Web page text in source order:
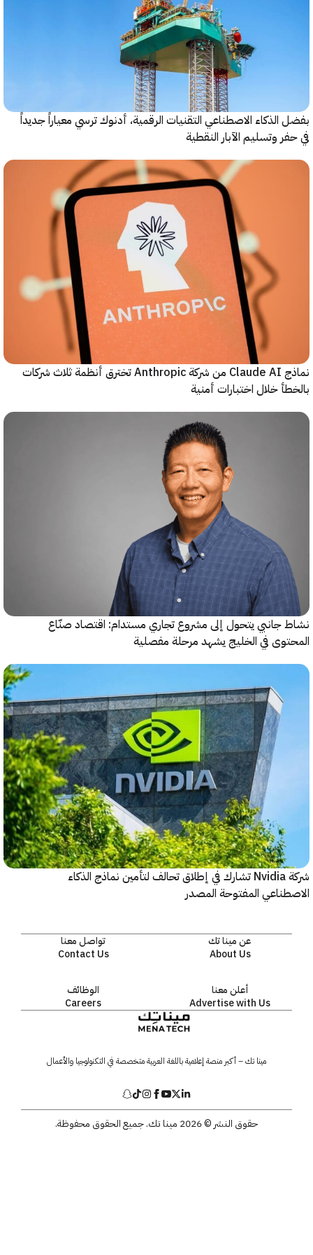
الاصطناعي التقنيات الرقمية، أدنوك ترسي معياراً جديداً
وتسليم الآبار النقطية
نماذج Claude AI من شركة Anthropic تخترق أنظمة ثلاث شركات
خلال اختبارات أمنية
جانبي يتحول إلى مشروع تجاري مستدام: اقتصاد صنّاع
في الخليج يشهد مرحلة مفصلية
شركة Nvidia تشارك في إطلاق تحالف لتأمين نماذج الذكاء
المفتوحة المصدر
عن مينا تك
About Us
تواصل معنا
Contact Us
أعلن معنا
Advertise with Us
الوظائف
Careers
مينا تك – أكبر منصة إعلامية باللغة العربية متخصصة في التكنولوجيا والأعمال
حقوق النشر © 2026 مينا تك. جميع الحقوق محفوظة.